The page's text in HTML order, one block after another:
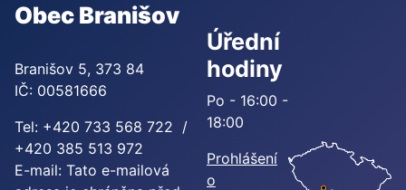
Obec Branišov
Branišov 5, 373 84
IČ: 00581666
Tel: +420 733 568 722 /
+420 385 513 972
E-mail: Tato e-mailová
Úřední
hodiny
Po - 16:00 -
18:00
Prohlášení
o